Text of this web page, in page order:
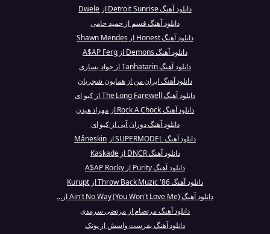
دانلود آهنگ Detroit Sunrise از Dwele
دانلود آهنگ قسم از حمید حامی
دانلود آهنگ Honest از Shawn Mendes
دانلود آهنگ Demons از A$AP Ferg
دانلود آهنگ Tanhatarin از جواد یساری
دانلود آهنگ ایران من از همایون شجریان
دانلود آهنگ The Long Farewell از کیو ای
دانلود آهنگ Rock A Chock از مهراد هیدن
دانلود آهنگ دوران آبی از کیو ای
دانلود آهنگ SUPERMODEL از Måneskin
دانلود آهنگ DNCR از Kaskade
دانلود آهنگ Purity از A$AP Rocky
دانلود آهنگ Throw Back Muzic '86 از Kurupt
دانلود آهنگ Ain't No Way (You Won't Love Me) از...
دانلود آهنگ مرتضام از مرتضی سرمدی
دانلود آهنگ بفرست واسش از پوتک